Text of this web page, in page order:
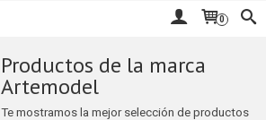
0
Productos de la marca
Artemodel
Te mostramos la mejor selección de productos